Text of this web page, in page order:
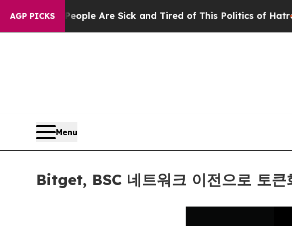
AGP PICKS
“People Are Sick and Tired of This Politics of Hatred”The
Menu
Bitget, BSC 네트워크 이전으로 토